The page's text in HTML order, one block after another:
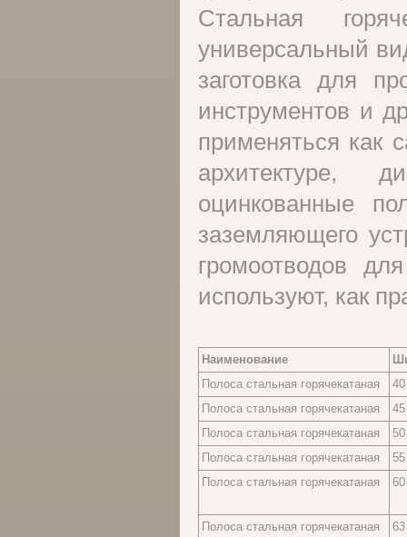
Стальная
универсальный
заготовка для
инструментов и
применяться как
архитектуре,
оцинкованные
заземляющего
громоотводов
используют, как
Наименование
Полоса стальная горячекатаная
40
Полоса стальная горячекатаная
45
Полоса стальная горячекатаная
50
Полоса стальная горячекатаная
55
Полоса стальная горячекатаная
60
Полоса стальная горячекатаная 63